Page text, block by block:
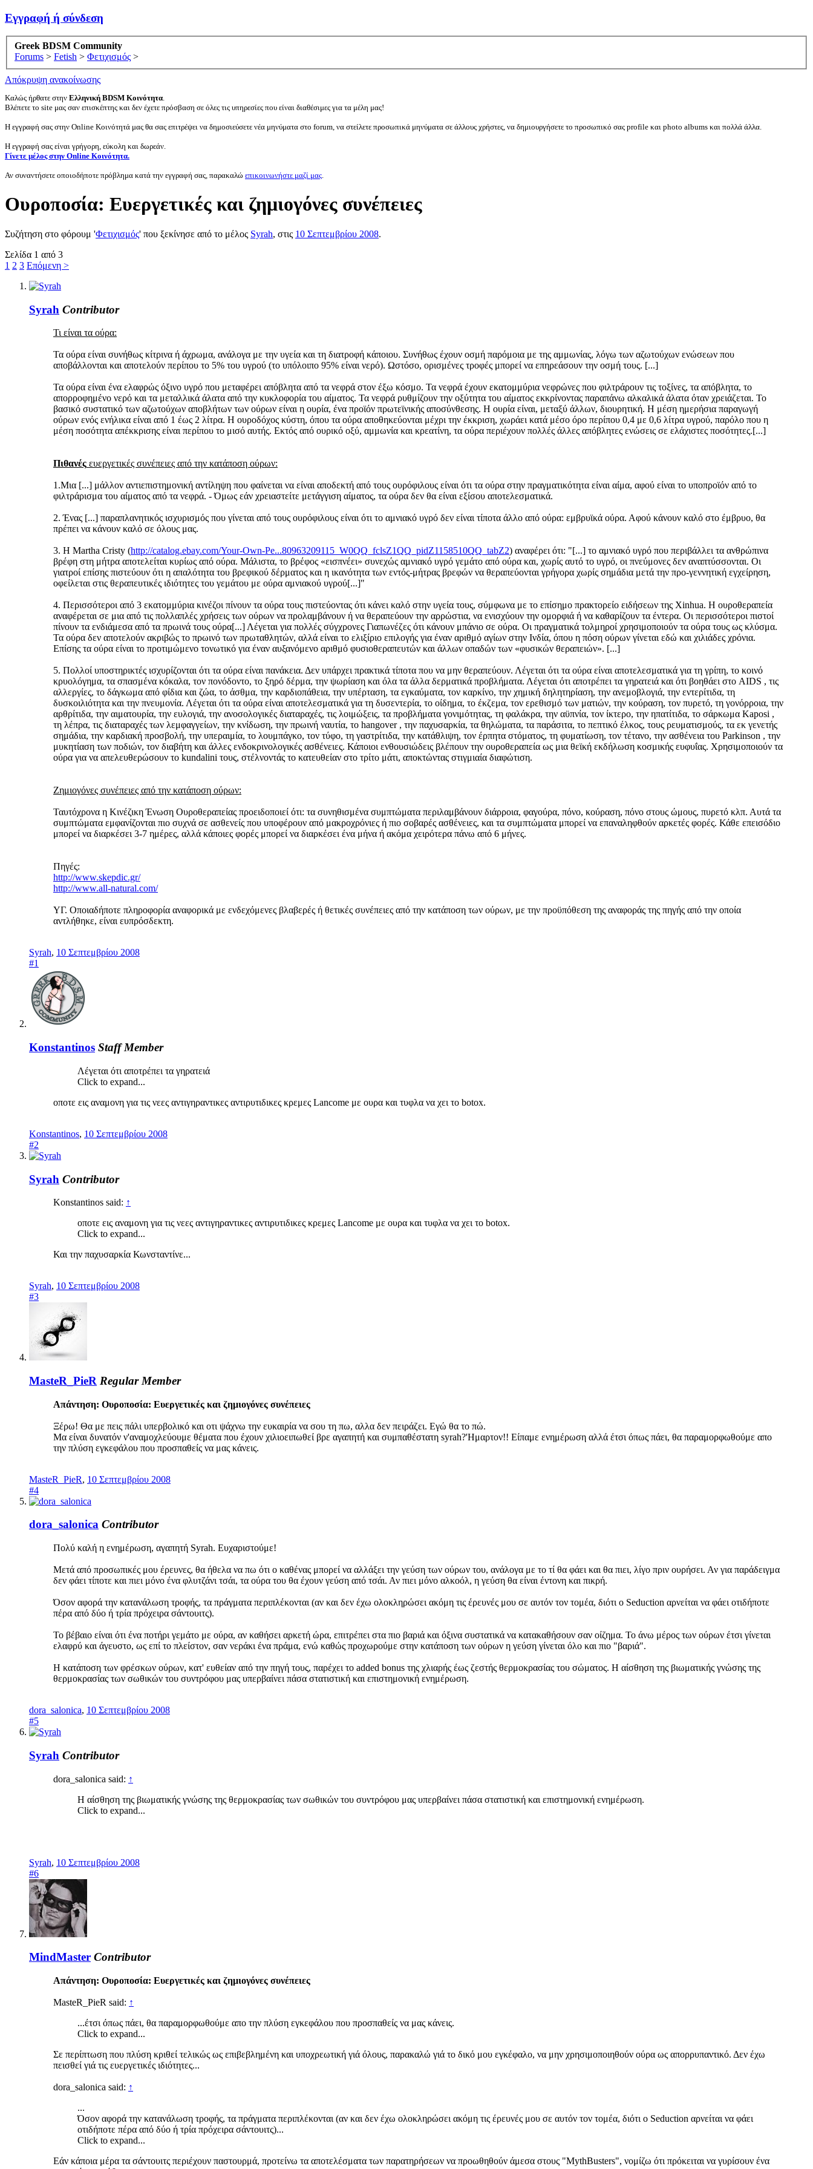
Εγγραφή ή σύνδεση
Greek BDSM Community
Forums > Fetish > Φετιχισμός >
Απόκρυψη ανακοίνωσης
Καλώς ήρθατε στην Ελληνική BDSM Κοινότητα.
Βλέπετε το site μας σαν επισκέπτης και δεν έχετε πρόσβαση σε όλες τις υπηρεσίες που είναι διαθέσιμες για τα μέλη μας!
Η εγγραφή σας στην Online Κοινότητά μας θα σας επιτρέψει να δημοσιεύσετε νέα μηνύματα στο forum, να στείλετε προσωπικά μηνύματα σε άλλους χρήστες, να δημιουργήσετε το προσωπικό σας profile και photo albums και πολλά άλλα.
Η εγγραφή σας είναι γρήγορη, εύκολη και δωρεάν.
Γίνετε μέλος στην Online Κοινότητα.
Αν συναντήσετε οποιοδήποτε πρόβλημα κατά την εγγραφή σας, παρακαλώ επικοινωνήστε μαζί μας.
Ουροποσία: Ευεργετικές και ζημιογόνες συνέπειες
Συζήτηση στο φόρουμ 'Φετιχισμός' που ξεκίνησε από το μέλος Syrah, στις 10 Σεπτεμβρίου 2008.
Σελίδα 1 από 3
1 2 3 Επόμενη >
Syrah Contributor
Τι είναι τα ούρα:
Τα ούρα είναι συνήθως κίτρινα ή άχρωμα, ανάλογα με την υγεία και τη διατροφή κάποιου. Συνήθως έχουν οσμή παρόμοια με της αμμωνίας, λόγω των αζωτούχων ενώσεων που
αποβάλλονται και αποτελούν περίπου το 5% του υγρού (το υπόλοιπο 95% είναι νερό). Ωστόσο, ορισμένες τροφές μπορεί να επηρεάσουν την οσμή τους. [...]
Τα ούρα είναι ένα ελαφρώς όξινο υγρό που μεταφέρει απόβλητα από τα νεφρά στον έξω κόσμο. Τα νεφρά έχουν εκατομμύρια νεφρώνες που φιλτράρουν τις τοξίνες, τα απόβλητα, το
απορροφημένο νερό και τα μεταλλικά άλατα από την κυκλοφορία του αίματος. Τα νεφρά ρυθμίζουν την οξύτητα του αίματος εκκρίνοντας παραπάνω αλκαλικά άλατα όταν χρειάζεται. Το
βασικό συστατικό των αζωτούχων αποβλήτων των ούρων είναι η ουρία, ένα προϊόν πρωτεϊνικής αποσύνθεσης. Η ουρία είναι, μεταξύ άλλων, διουρητική. Η μέση ημερήσια παραγωγή
ούρων ενός ενήλικα είναι από 1 έως 2 λίτρα. Η ουροδόχος κύστη, όπου τα ούρα αποθηκεύονται μέχρι την έκκριση, χωράει κατά μέσο όρο περίπου 0,4 με 0,6 λίτρα υγρού, παρόλο που η
μέση ποσότητα απέκκρισης είναι περίπου το μισό αυτής. Εκτός από ουρικό οξύ, αμμωνία και κρεατίνη, τα ούρα περιέχουν πολλές άλλες απόβλητες ενώσεις σε ελάχιστες ποσότητες.[...]
Πιθανές ευεργετικές συνέπειες από την κατάποση ούρων:
1.Μια [...] μάλλον αντιεπιστημονική αντίληψη που φαίνεται να είναι αποδεκτή από τους ουρόφιλους είναι ότι τα ούρα στην πραγματικότητα είναι αίμα, αφού είναι το υποπροϊόν από το
φιλτράρισμα του αίματος από τα νεφρά. - Όμως εάν χρειαστείτε μετάγγιση αίματος, τα ούρα δεν θα είναι εξίσου αποτελεσματικά.
2. Ένας [...] παραπλανητικός ισχυρισμός που γίνεται από τους ουρόφιλους είναι ότι το αμνιακό υγρό δεν είναι τίποτα άλλο από ούρα: εμβρυϊκά ούρα. Αφού κάνουν καλό στο έμβρυο, θα
πρέπει να κάνουν καλό σε όλους μας.
3. Η Martha Cristy (http://catalog.ebay.com/Your-Own-Pe...80963209115_W0QQ_fclsZ1QQ_pidZ1158510QQ_tabZ2) αναφέρει ότι: "[...] το αμνιακό υγρό που περιβάλλει τα ανθρώπινα
βρέφη στη μήτρα αποτελείται κυρίως από ούρα. Μάλιστα, το βρέφος «εισπνέει» συνεχώς αμνιακό υγρό γεμάτο από ούρα και, χωρίς αυτό το υγρό, οι πνεύμονες δεν αναπτύσσονται. Οι
γιατροί επίσης πιστεύουν ότι η απαλότητα του βρεφικού δέρματος και η ικανότητα των εντός-μήτρας βρεφών να θεραπεύονται γρήγορα χωρίς σημάδια μετά την προ-γεννητική εγχείρηση,
οφείλεται στις θεραπευτικές ιδιότητες του γεμάτου με ούρα αμνιακού υγρού[...]"
4. Περισσότεροι από 3 εκατομμύρια κινέζοι πίνουν τα ούρα τους πιστεύοντας ότι κάνει καλό στην υγεία τους, σύμφωνα με το επίσημο πρακτορείο ειδήσεων της Xinhua. Η ουροθεραπεία
αναφέρεται σε μια από τις πολλαπλές χρήσεις των ούρων να προλαμβάνουν ή να θεραπεύουν την αρρώστια, να ενισχύουν την ομορφιά ή να καθαρίζουν τα έντερα. Οι περισσότεροι πιστοί
πίνουν τα ενδιάμεσα από τα πρωινά τους ούρα[...] Λέγεται για πολλές σύγχρονες Γιαπωνέζες ότι κάνουν μπάνιο σε ούρα. Οι πραγματικά τολμηροί χρησιμοποιούν τα ούρα τους ως κλύσμα.
Τα ούρα δεν αποτελούν ακριβώς το πρωινό των πρωταθλητών, αλλά είναι το ελιξίριο επιλογής για έναν αριθμό αγίων στην Ινδία, όπου η πόση ούρων γίνεται εδώ και χιλιάδες χρόνια.
Επίσης τα ούρα είναι το προτιμώμενο τονωτικό για έναν αυξανόμενο αριθμό φυσιοθεραπευτών και άλλων οπαδών των «φυσικών θεραπειών». [...]
5. Πολλοί υποστηρικτές ισχυρίζονται ότι τα ούρα είναι πανάκεια. Δεν υπάρχει πρακτικά τίποτα που να μην θεραπεύουν. Λέγεται ότι τα ούρα είναι αποτελεσματικά για τη γρίπη, το κοινό
κρυολόγημα, τα σπασμένα κόκαλα, τον πονόδοντο, το ξηρό δέρμα, την ψωρίαση και όλα τα άλλα δερματικά προβλήματα. Λέγεται ότι αποτρέπει τα γηρατειά και ότι βοηθάει στο AIDS , τις
αλλεργίες, το δάγκωμα από φίδια και ζώα, το άσθμα, την καρδιοπάθεια, την υπέρταση, τα εγκαύματα, τον καρκίνο, την χημική δηλητηρίαση, την ανεμοβλογιά, την εντερίτιδα, τη
δυσκοιλιότητα και την πνευμονία. Λέγεται ότι τα ούρα είναι αποτελεσματικά για τη δυσεντερία, το οίδημα, το έκζεμα, τον ερεθισμό των ματιών, την κούραση, τον πυρετό, τη γονόρροια, την
αρθρίτιδα, την αιματουρία, την ευλογιά, την ανοσολογικές διαταραχές, τις λοιμώξεις, τα προβλήματα γονιμότητας, τη φαλάκρα, την αϋπνία, τον ίκτερο, την ηπατίτιδα, το σάρκωμα Kaposi ,
τη λέπρα, τις διαταραχές των λεμφαγγείων, την κνίδωση, την πρωινή ναυτία, το hangover , την παχυσαρκία, τα θηλώματα, τα παράσιτα, το πεπτικό έλκος, τους ρευματισμούς, τα εκ γενετής
σημάδια, την καρδιακή προσβολή, την υπεραιμία, το λουμπάγκο, τον τύφο, τη γαστρίτιδα, την κατάθλιψη, τον έρπητα στόματος, τη φυματίωση, τον τέτανο, την ασθένεια του Parkinson , την
μυκητίαση των ποδιών, τον διαβήτη και άλλες ενδοκρινολογικές ασθένειες. Κάποιοι ενθουσιώδεις βλέπουν την ουροθεραπεία ως μια θεϊκή εκδήλωση κοσμικής ευφυΐας. Χρησιμοποιούν τα
ούρα για να απελευθερώσουν το kundalini τους, στέλνοντάς το κατευθείαν στο τρίτο μάτι, αποκτώντας στιγμιαία διαφώτιση.
Ζημιογόνες συνέπειες από την κατάποση ούρων:
Ταυτόχρονα η Κινέζικη Ένωση Ουροθεραπείας προειδοποιεί ότι: τα συνηθισμένα συμπτώματα περιλαμβάνουν διάρροια, φαγούρα, πόνο, κούραση, πόνο στους ώμους, πυρετό κλπ. Αυτά τα
συμπτώματα εμφανίζονται πιο συχνά σε ασθενείς που υποφέρουν από μακροχρόνιες ή πιο σοβαρές ασθένειες, και τα συμπτώματα μπορεί να επαναληφθούν αρκετές φορές. Κάθε επεισόδιο
μπορεί να διαρκέσει 3-7 ημέρες, αλλά κάποιες φορές μπορεί να διαρκέσει ένα μήνα ή ακόμα χειρότερα πάνω από 6 μήνες.
Πηγές:
http://www.skepdic.gr/
http://www.all-natural.com/
ΥΓ. Οποιαδήποτε πληροφορία αναφορικά με ενδεχόμενες βλαβερές ή θετικές συνέπειες από την κατάποση των ούρων, με την προϋπόθεση της αναφοράς της πηγής από την οποία
αντλήθηκε, είναι ευπρόσδεκτη.
Syrah, 10 Σεπτεμβρίου 2008
#1
Konstantinos Staff Member
Λέγεται ότι αποτρέπει τα γηρατειά
Click to expand...
οποτε εις αναμονη για τις νεες αντιγηραντικες αντιρυτιδικες κρεμες Lancome με ουρα και τυφλα να χει το botox.
Konstantinos, 10 Σεπτεμβρίου 2008
#2
Syrah Contributor
Konstantinos said: ↑
οποτε εις αναμονη για τις νεες αντιγηραντικες αντιρυτιδικες κρεμες Lancome με ουρα και τυφλα να χει το botox.
Click to expand...
Και την παχυσαρκία Κωνσταντίνε...
Syrah, 10 Σεπτεμβρίου 2008
#3
MasteR_PieR Regular Member
Απάντηση: Ουροποσία: Ευεργετικές και ζημιογόνες συνέπειες
Ξέρω! Θα με πεις πάλι υπερβολικό και οτι ψάχνω την ευκαιρία να σου τη πω, αλλα δεν πειράζει. Εγώ θα το πώ.
Μα είναι δυνατόν ν'αναμοχλεύουμε θέματα που έχουν χιλιοειπωθεί βρε αγαπητή και συμπαθέστατη syrah?'Ημαρτον!! Είπαμε ενημέρωση αλλά έτσι όπως πάει, θα παραμορφωθούμε απο
την πλύση εγκεφάλου που προσπαθείς να μας κάνεις.
MasteR_PieR, 10 Σεπτεμβρίου 2008
#4
dora_salonica Contributor
Πολύ καλή η ενημέρωση, αγαπητή Syrah. Ευχαριστούμε!
Μετά από προσωπικές μου έρευνες, θα ήθελα να πω ότι ο καθένας μπορεί να αλλάξει την γεύση των ούρων του, ανάλογα με το τί θα φάει και θα πιει, λίγο πριν ουρήσει. Αν για παράδειγμα
δεν φάει τίποτε και πιει μόνο ένα φλυτζάνι τσάι, τα ούρα του θα έχουν γεύση από τσάι. Αν πιει μόνο αλκοόλ, η γεύση θα είναι έντονη και πικρή.
Όσον αφορά την κατανάλωση τροφής, τα πράγματα περιπλέκονται (αν και δεν έχω ολοκληρώσει ακόμη τις έρευνές μου σε αυτόν τον τομέα, διότι ο Seduction αρνείται να φάει οτιδήποτε
πέρα από δύο ή τρία πρόχειρα σάντουιτς).
Το βέβαιο είναι ότι ένα ποτήρι γεμάτο με ούρα, αν καθήσει αρκετή ώρα, επιτρέπει στα πιο βαριά και όξινα συστατικά να κατακαθήσουν σαν οίζημα. Το άνω μέρος των ούρων έτσι γίνεται
ελαφρύ και άγευστο, ως επί το πλείστον, σαν νεράκι ένα πράμα, ενώ καθώς προχωρούμε στην κατάποση των ούρων η γεύση γίνεται όλο και πιο "βαριά".
Η κατάποση των φρέσκων ούρων, κατ' ευθείαν από την πηγή τους, παρέχει το added bonus της χλιαρής έως ζεστής θερμοκρασίας του σώματος. Η αίσθηση της βιωματικής γνώσης της
θερμοκρασίας των σωθικών του συντρόφου μας υπερβαίνει πάσα στατιστική και επιστημονική ενημέρωση.
dora_salonica, 10 Σεπτεμβρίου 2008
#5
Syrah Contributor
dora_salonica said: ↑
Η αίσθηση της βιωματικής γνώσης της θερμοκρασίας των σωθικών του συντρόφου μας υπερβαίνει πάσα στατιστική και επιστημονική ενημέρωση.
Click to expand...
Syrah, 10 Σεπτεμβρίου 2008
#6
MindMaster Contributor
Απάντηση: Ουροποσία: Ευεργετικές και ζημιογόνες συνέπειες
MasteR_PieR said: ↑
...έτσι όπως πάει, θα παραμορφωθούμε απο την πλύση εγκεφάλου που προσπαθείς να μας κάνεις.
Click to expand...
Σε περίπτωση που πλύση κριθεί τελικώς ως επιβεβλημένη και υποχρεωτική γιά όλους, παρακαλώ γιά το δικό μου εγκέφαλο, να μην χρησιμοποιηθούν ούρα ως απορρυπαντικό. Δεν έχω
πεισθεί γιά τις ευεργετικές ιδιότητες...
dora_salonica said: ↑
...
Όσον αφορά την κατανάλωση τροφής, τα πράγματα περιπλέκονται (αν και δεν έχω ολοκληρώσει ακόμη τις έρευνές μου σε αυτόν τον τομέα, διότι ο Seduction αρνείται να φάει
οτιδήποτε πέρα από δύο ή τρία πρόχειρα σάντουιτς)...
Click to expand...
Εάν κάποια μέρα τα σάντουιτς περιέχουν παστουρμά, προτείνω τα αποτελέσματα των παρατηρήσεων να προωθηθούν άμεσα στους "MythBusters", νομίζω ότι πρόκειται να γυρίσουν ένα